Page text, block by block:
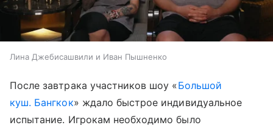
Лина Джебисашвили и Иван Пышненко
После завтрака участников шоу «Большой
куш. Бангкок» ждало быстрое индивидуальное
испытание. Игрокам необходимо было